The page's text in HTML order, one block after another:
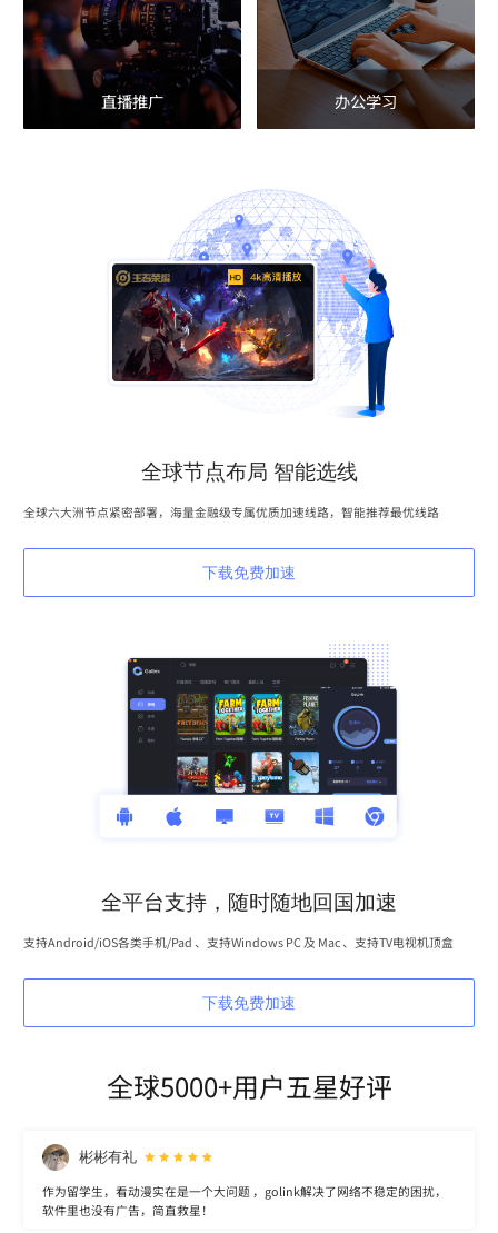
直播推广 办公学习
全球节点布局 智能选线
全球六大洲节点紧密部署，海量金融级专属优质加速线路，智能推荐最优线路
下载免费加速
全平台支持，随时随地回国加速
支持Android/iOS各类手机/Pad 、支持Windows PC 及 Mac 、支持TV电视机顶盒
下载免费加速
全球5000+用户五星好评
彬彬有礼
作为留学生，看动漫实在是一个大问题 ，golink解决了网络不稳定的困扰，
软件里也没有广告，简直救星！